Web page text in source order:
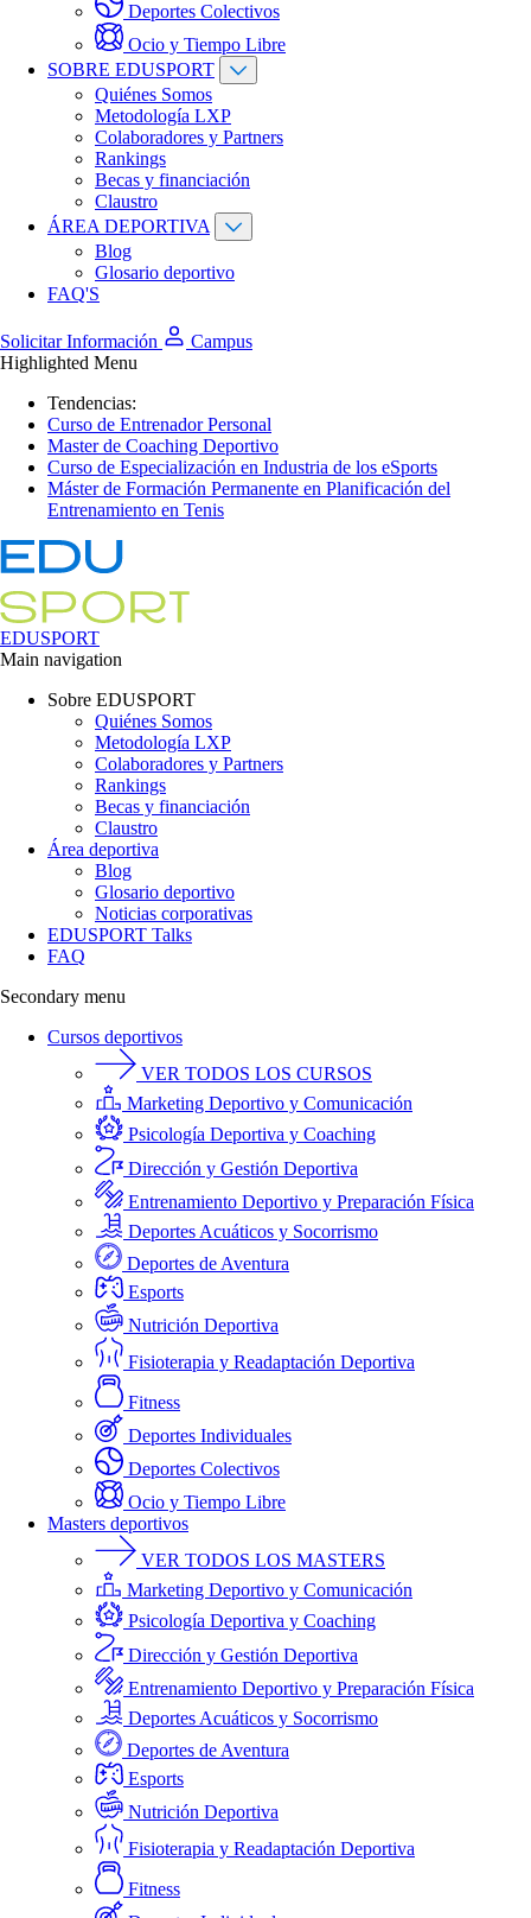
Deportes Colectivos
Ocio y Tiempo Libre
SOBRE EDUSPORT
Quiénes Somos
Metodología LXP
Colaboradores y Partners
Rankings
Becas y financiación
Claustro
ÁREA DEPORTIVA
Blog
Glosario deportivo
FAQ'S
Solicitar Información
Campus
Highlighted Menu
Tendencias:
Curso de Entrenador Personal
Master de Coaching Deportivo
Curso de Especialización en Industria de los eSports
Máster de Formación Permanente en Planificación del
Entrenamiento en Tenis
EDUSPORT
Main navigation
Sobre EDUSPORT
Quiénes Somos
Metodología LXP
Colaboradores y Partners
Rankings
Becas y financiación
Claustro
Área deportiva
Blog
Glosario deportivo
Noticias corporativas
EDUSPORT Talks
FAQ
Secondary menu
Cursos deportivos
VER TODOS LOS CURSOS
Marketing Deportivo y Comunicación
Psicología Deportiva y Coaching
Dirección y Gestión Deportiva
Entrenamiento Deportivo y Preparación Física
Deportes Acuáticos y Socorrismo
Deportes de Aventura
Esports
Nutrición Deportiva
Fisioterapia y Readaptación Deportiva
Fitness
Deportes Individuales
Deportes Colectivos
Ocio y Tiempo Libre
Masters deportivos
VER TODOS LOS MASTERS
Marketing Deportivo y Comunicación
Psicología Deportiva y Coaching
Dirección y Gestión Deportiva
Entrenamiento Deportivo y Preparación Física
Deportes Acuáticos y Socorrismo
Deportes de Aventura
Esports
Nutrición Deportiva
Fisioterapia y Readaptación Deportiva
Fitness